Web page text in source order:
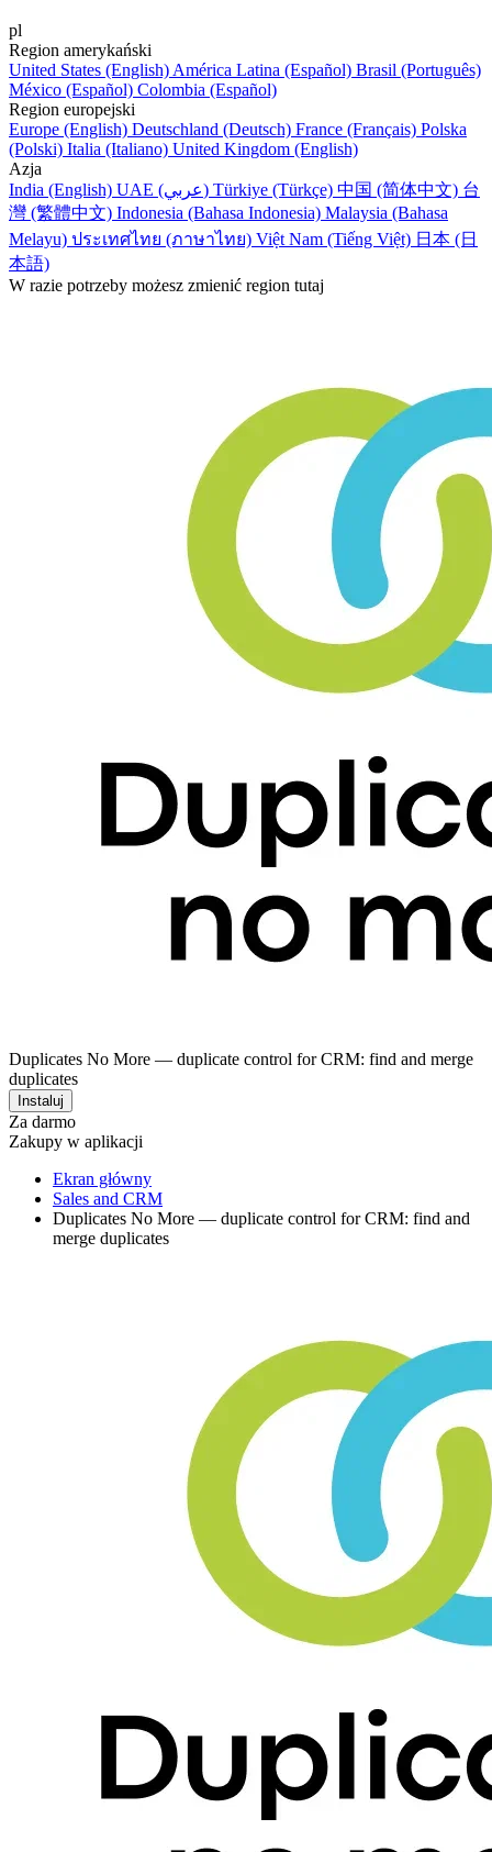
pl
Region amerykański
United States (English) América Latina (Español) Brasil (Português)
México (Español) Colombia (Español)
Region europejski
Europe (English) Deutschland (Deutsch) France (Français) Polska
(Polski) Italia (Italiano) United Kingdom (English)
Azja
India (English)
UAE (عربي) Türkiye (Türkçe) 中国 (简体中文) 台
灣 (繁體中文) Indonesia (Bahasa Indonesia) Malaysia (Bahasa
Melayu) ประเทศไทย (ภาษาไทย) Việt Nam (Tiếng Việt) 日本 (日
本語)
W razie potrzeby możesz zmienić region tutaj
Duplicates No More — duplicate control for CRM: find and merge
duplicates
Instaluj
Za darmo
Zakupy w aplikacji
Ekran główny
Sales and CRM
Duplicates No More — duplicate control for CRM: find and
merge duplicates